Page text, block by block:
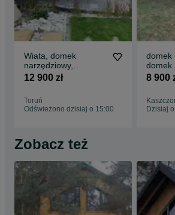
Wiata, domek
narzędziowy,
drewutnia, domek
12 900 zł
Toruń
Odświeżono dzisiaj o 15:00
domek
domek
altanki,
8 900
Dzisiaj
Zobacz też